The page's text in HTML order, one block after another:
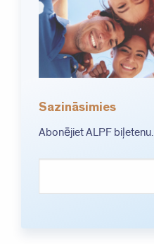
Sazināsimies
Abonējiet ALPF biļetenu.